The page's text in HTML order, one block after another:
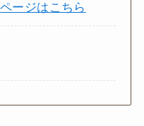
ージはこちら